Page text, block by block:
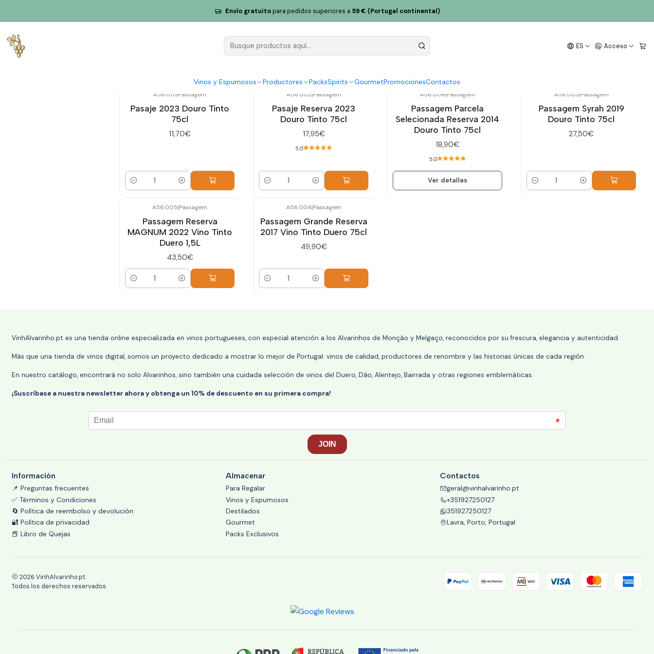
ES Acceso
Vinos y Espumosos Productores PacksSpirits GourmetPromocionesContactos
Envío gratuitopara pedidos superiores a 59 € (Portugal continental)
Boleto
A56.001|Passagem
Pasaje 2023 Douro Tinto
75cl
11,70€
Cantidad
A56.002|Passagem
Pasaje Reserva 2023
Douro Tinto 75cl
17,95€
5.0
Cantidad
A56.006|Passagem
Passagem Parcela
Selecionada Reserva 2014
Douro Tinto 75cl
18,90€
5.0
Ver detalles
A56.003|Passagem
Passagem Syrah 2019
Douro Tinto 75cl
27,50€
Cantidad
A56.005|Passagem
Passagem Reserva
MAGNUM 2022 Vino Tinto
Duero 1,5L
43,50€
Cantidad
A56.004|Passagem
Passagem Grande Reserva
2017 Vino Tinto Duero 75cl
49,90€
Cantidad
VinhAlvarinho.pt es una tienda online especializada en vinos portugueses, con especial atención a los Alvarinhos de Monção y Melgaço, reconocidos por su frescura, elegancia y autenticidad.
Más que una tienda de vinos digital, somos un proyecto dedicado a mostrar lo mejor de Portugal: vinos de calidad, productores de renombre y las historias únicas de cada región.
En nuestro catálogo, encontrará no solo Alvarinhos, sino también una cuidada selección de vinos del Duero, Dão, Alentejo, Bairrada y otras regiones emblemáticas.
¡Suscríbase a nuestra newsletter ahora y obtenga un 10% de descuento en su primera compra!
Información
📌 Preguntas frecuentes
✅ Términos y Condiciones
🔄 Política de reembolso y devolución
🔐 Política de privacidad
📕 Libro de Quejas
Almacenar
Para Regalar
Vinos y Espumosos
Destilados
Gourmet
Packs Exclusivos
Contactos
geral@vinhalvarinho.pt
+351927250127
351927250127
Lavra, Porto, Portugal
2026 VinhAlvarinho.pt.
Todos los derechos reservados.